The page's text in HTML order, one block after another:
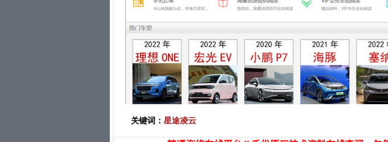
关键词： 星途凌云